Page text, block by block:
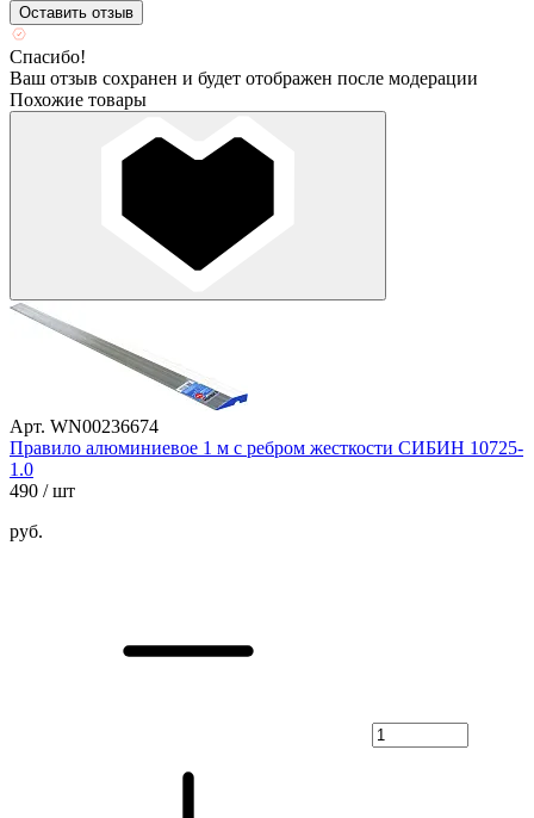
Оставить отзыв
Спасибо!
Ваш отзыв сохранен и будет отображен после модерации
Похожие товары
Арт. WN00236674
Правило алюминиевое 1 м с ребром жесткости СИБИН 10725-
1.0
490 / шт
руб.